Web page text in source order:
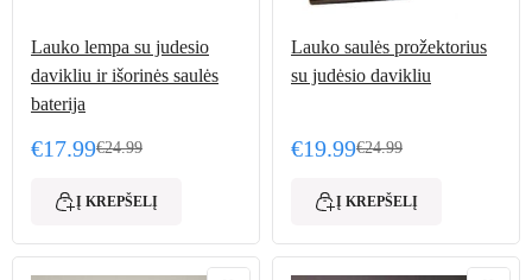
Lauko lempa su judesio
davikliu ir išorinės saulės
baterija
€24.99
Original price was: €24.99.
€17.99
Current price is: €17.99.
Į KREPŠELĮ
Lauko saulės prožektorius
su judėsio davikliu
€24.99
Original price was:
€19.99
Current price is: €19.99.
Į KREPŠELĮ